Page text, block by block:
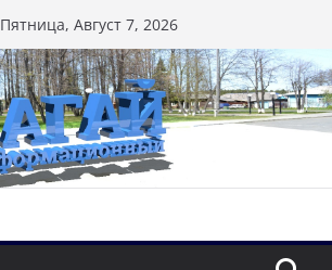
Пятница, Август 7, 2026